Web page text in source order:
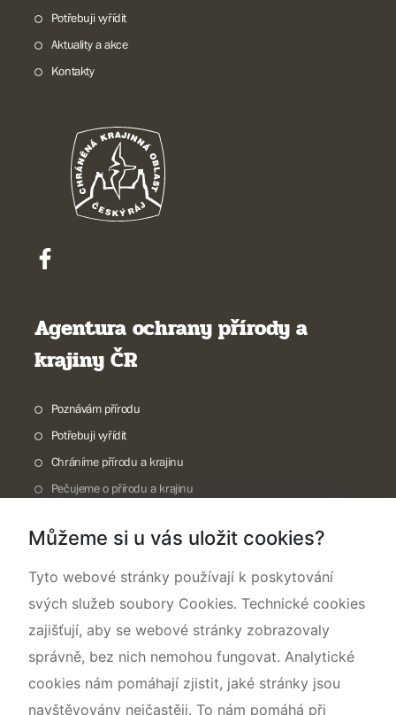
Potřebuji vyřídit
Aktuality a akce
Kontakty
Agentura ochrany přírody a
krajiny ČR
Poznávám přírodu
Potřebuji vyřídit
Chráníme přírodu a krajinu
Pečujeme o přírodu a krajinu
O nás
Můžeme si u vás uložit cookies?
Tyto webové stránky používají k poskytování
svých služeb soubory Cookies. Technické cookies
zajišťují, aby se webové stránky zobrazovaly
správně, bez nich nemohou fungovat. Analytické
cookies nám pomáhají zjistit, jaké stránky jsou
navštěvovány nejčastěji. To nám pomáhá při